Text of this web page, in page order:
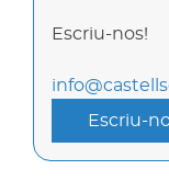
Escriu-nos!
Escriu-